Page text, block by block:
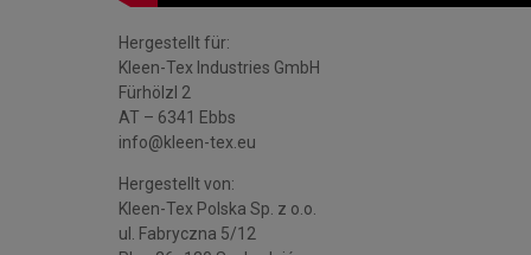
Hergestellt für:
Kleen-Tex Industries GmbH
Fürhölzl 2
AT – 6341 Ebbs
info@kleen-tex.eu
Hergestellt von:
Kleen-Tex Polska Sp. z o.o.
ul. Fabryczna 5/12